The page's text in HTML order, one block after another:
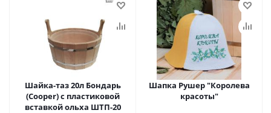
Шайка-таз 20л Бондарь
(Cooper) с пластиковой
вставкой ольха ШТП-20
Шапка Рушер "Королева
красоты"